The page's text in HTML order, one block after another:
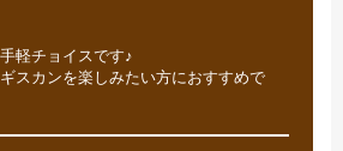
軽チョイスです♪
スカンを楽しみたい方におすすめで